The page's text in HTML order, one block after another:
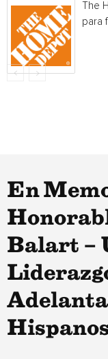
The
para
En
Balart –